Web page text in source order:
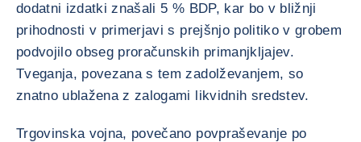
dodatni izdatki znašali 5 % BDP, kar bo v bližnji
prihodnosti v primerjavi s prejšnjo politiko v grobem
podvojilo obseg proračunskih primanjkljajev.
Tveganja, povezana s tem zadolževanjem, so
znatno ublažena z zalogami likvidnih sredstev.
Trgovinska vojna, povečano povpraševanje po